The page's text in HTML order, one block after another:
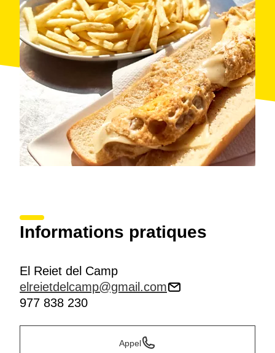
Informations pratiques
El Reiet del Camp
elreietdelcamp@gmail.com
977 838 230
Appel